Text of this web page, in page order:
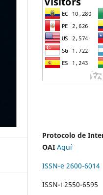
Protocolo de
OAI Aquí
ISSN-e 2600-6014
ISSN-i 2550-6595